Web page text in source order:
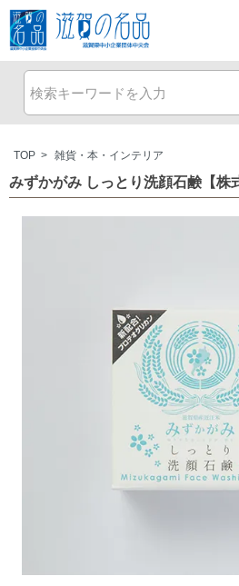
TOP > 雑貨・本・インテリア
みずかがみ しっとり洗顔石鹸【株